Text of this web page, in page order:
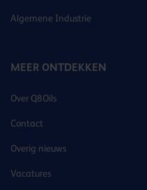
Algemene Industrie
MEER ONTDEKKEN
Over Q8Oils
Contact
Overig nieuws
Vacatures